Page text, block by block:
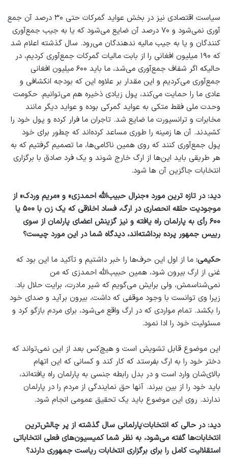
سیاست اقتصادی نیز در بخش عواید گمرکات حتی ۳۰ درصد آن جمع
آوری نمی‌شود و ۷۰ درصد آن ضایع می‌شود که یا به جیب جمع‌آوری
کنندگان و یا به جیب مالیه ندهندگان می‌رود. سال گذشته اعلام شد
که ۱۹۰ میلیون افغانی را از بابت مالیات گمرکات جمع‌آوری کردیم، در
حالیکه اگر شفاف جمع‌آوری می‌شد، ما باید ۶۰۰ میلیون افغانی
جمع‌آوری می‌کردیم و این مقدار بر علاوه این که بودجه انکشافی و
عادی ما را حمایت می‌کند، پول زیادی ذخیره هم می‌توانیم. حکومت
وحدت ملی فقط متکی به عواید گمرکی بوده و عواید دیگر مانند
مخابرات و ترانسپورت ما ضایع شد. تاجران ما فرار کرده و پول خود را
کشیدند. آن ها زمینه را طوری مساعد کرده‌اند که چطور برای خود
پول جمع‌آوری کنند که روی همین ناکامی‌ها، ما تصمیم گرفتیم که به
هر طریقی باید این‌ها از ارگ خارج شوند و یک فرد صادق با برگزاری
انتخابات جاگزین آن ها شود.
دید: در تازه ترین مورد «جنرال حبیب‌الله احمدزی» و «مریم وردک» از
موجودیت حلقه انحصاری در ارگ، فساد اخلاقی که یک زن با ۵۰۰ یا
۶۰۰ رأی به پارلمان راه یافته و نیز گزینش اعضای پارلمان از سوی
رییس جمهور پرده برداشته‌اند، دیدگاه شما در این مورد چیست؟
حکیمی: ما از اول این حرف‌ها را خبر داشتیم و تأکید ما این بود که
غنی از ارگ بیرون شود، همین حبیب‌الله احمدزی که من
نمی‌شناسمش، ولی برایش می‌گویم که شیر مادرت، برایت حلال باد.
زیرا وی توانست با وجود موقفی که داشت، بیرون برآید و صدای خود
را بکشد. تمام مواردی که در ارگ واقع می‌شود، برای مردم بازگو کرد و
مسئولیت خود را ادا نمود.
این موضوع قابل تشویش است و هیچ‌کس بعد از این نمی‌تواند که
دختر خود را به ارگ بفرستد که کار کند و کسانی که این اتهام
بالای‌شان وارد است و در بدل رابطه جنسی به پارلمان راه یافته‌اند،
باید خود را از بین ببرند. آنها حق نمایندگی از مردم را در پارلمان
ندارند. روی این موضوع باید یک تحقیق عمومی انجام شود.
دید: در حالی که انتخابات ۤپارلمانی سال گذشته از پر چالش‌ترین
انتخابات‌ها گفته می‌شود، به نظر شما کمیسیون‌های فعلی انتخاباتی
استقلالیت کامل را برای برگزاری انتخابات ریاست جمهوری دارند؟